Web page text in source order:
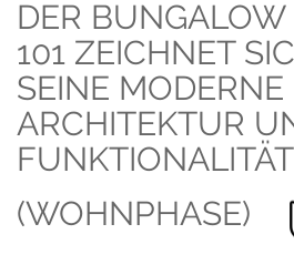
DER BUNGALOW
101 ZEICHNET
SEINE MODERNE
ARCHITEKTUR
(WOHNPHASE)